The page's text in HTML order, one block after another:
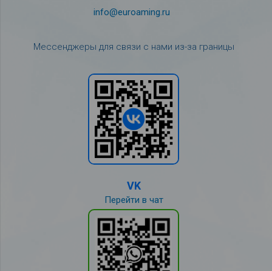
info@euroaming.ru
Мессенджеры для связи с нами из-за границы
VK
Перейти в чат